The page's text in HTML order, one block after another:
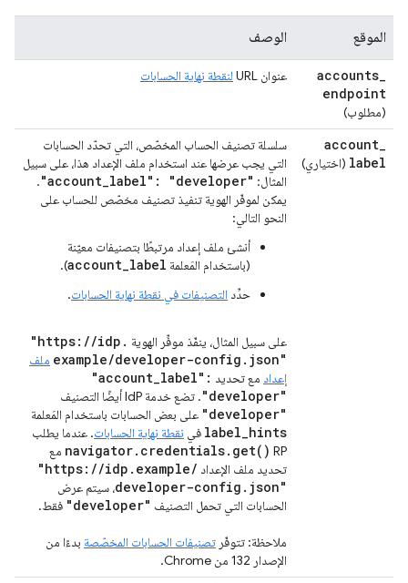
الموقع الوصف
accounts_
endpoint
(مطلوب)
عنوان URL لنقطة نهاية الحسابات
account_
label (اختياري)
سلسلة تصنيف الحساب المخصّص، التي تحدّد الحسابات
التي يجب عرضها عند استخدام ملف الإعداد هذا، على سبيل
المثال:
"account_label": "developer"
.
يمكن لموفّر الهوية تنفيذ تصنيف مخصّص للحساب على
النحو التالي:
أنشئ ملف إعداد مرتبطًا بتصنيفات معيّنة
(باستخدام المَعلمة account_label
).
حدِّد التصنيفات في نقطة نهاية الحسابات.
على سبيل المثال، ينفّذ موفِّر الهوية "https: //idp .
example/developer-config . json"
ملف
إعداد مع تحديد "account_label":
"developer". تضع خدمة IdP أيضًا التصنيف
"developer" على بعض الحسابات باستخدام المَعلمة
label_hints في نقطة نهاية الحسابات. عندما يطلب
RP
navigator. credentials. get( )
مع
تحديد ملف الإعداد
"https: //idp . example/
developer-config . json"
، سيتم عرض
الحسابات التي تحمل التصنيف "developer" فقط.
ملاحظة: تتوفّر تصنيفات الحسابات المخصّصة بدءًا من
الإصدار 132 من Chrome.